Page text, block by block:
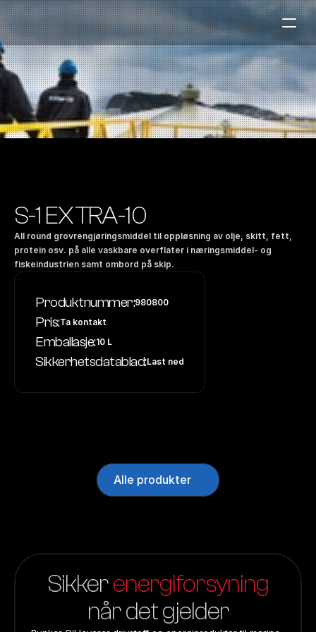
Marine
Auto & Industri
Bensinstasjoner
Våre Produkter
Om Selskapet
Kontakt oss
S-1 EXTRA-10
All round grovrengjøringsmiddel til oppløsning av olje, skitt, fett,
protein osv. på alle vaskbare overflater i næringsmiddel- og
fiskeindustrien samt ombord på skip.
Produktnummer:980800
Pris:Ta kontakt
Emballasje:10 L
Sikkerhetsdatablad:Last ned
Alle produkter
Sikker energiforsyning
når det gjelder